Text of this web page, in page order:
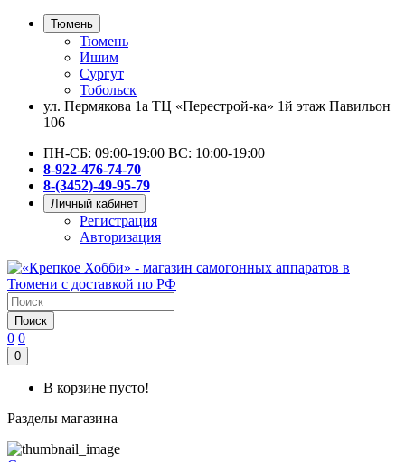
Тюмень
Тюмень
Ишим
Сургут
Тобольск
ул. Пермякова 1а ТЦ «Перестрой-ка» 1й этаж Павильон
106
ПН-СБ: 09:00-19:00 ВС: 10:00-19:00
8-922-476-74-70
8-(3452)-49-95-79
Личный кабинет
Регистрация
Авторизация
Поиск
0 0
0
В корзине пусто!
Разделы магазина